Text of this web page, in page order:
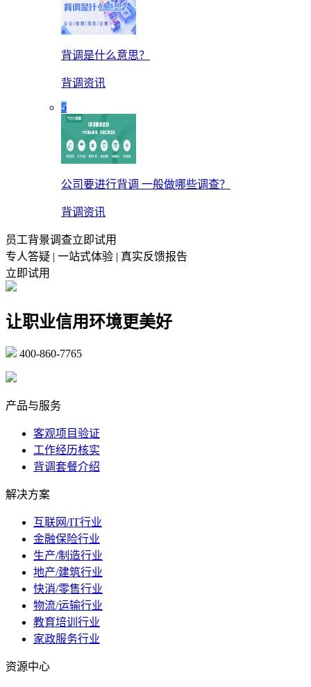
背调是什么意思？
背调资讯
5
公司要进行背调 一般做哪些调查？
背调资讯
员工背景调查立即试用
专人答疑 | 一站式体验 | 真实反馈报告
立即试用
让职业信用环境更美好
400-860-7765
产品与服务
客观项目验证
工作经历核实
背调套餐介绍
解决方案
互联网/IT行业
金融保险行业
生产/制造行业
地产/建筑行业
快消/零售行业
物流/运输行业
教育培训行业
家政服务行业
资源中心